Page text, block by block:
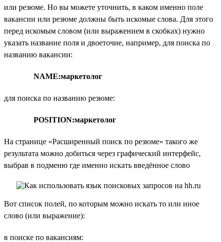
или резюме. Но вы можете уточнить, в каком именно поле
вакансии или резюме должны быть искомые слова. Для этого
перед искомым словом (или выражением в скобках) нужно
указать название поля и двоеточие, например, для поиска по
названию вакансии:
NAME:маркетолог
для поиска по названию резюме:
POSITION:маркетолог
На странице «Расширенный поиск по резюме» такого же
результата можно добиться через графический интерфейс,
выбрав в подменю где именно искать введённое слово
Вот список полей, по которым можно искать то или иное
слово (или выражение):
в поиске по вакансиям: